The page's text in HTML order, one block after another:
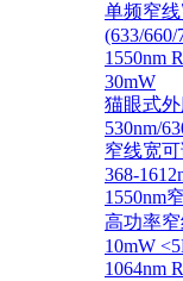
单频窄
(633/660/
1550nm
30mW
猫眼式
530nm/
窄线宽
368-
1550nm
高功率
10mW
1064nm